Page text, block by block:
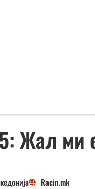
Жал ми
Racin.mk